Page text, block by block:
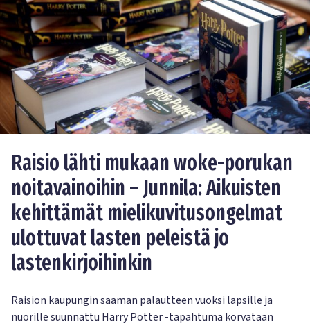
Raisio lähti mukaan woke-porukan
noitavainoihin – Junnila: Aikuisten
kehittämät mielikuvitusongelmat
ulottuvat lasten peleistä jo
lastenkirjoihinkin
Raision kaupungin saaman palautteen vuoksi lapsille ja
nuorille suunnattu Harry Potter -tapahtuma korvataan